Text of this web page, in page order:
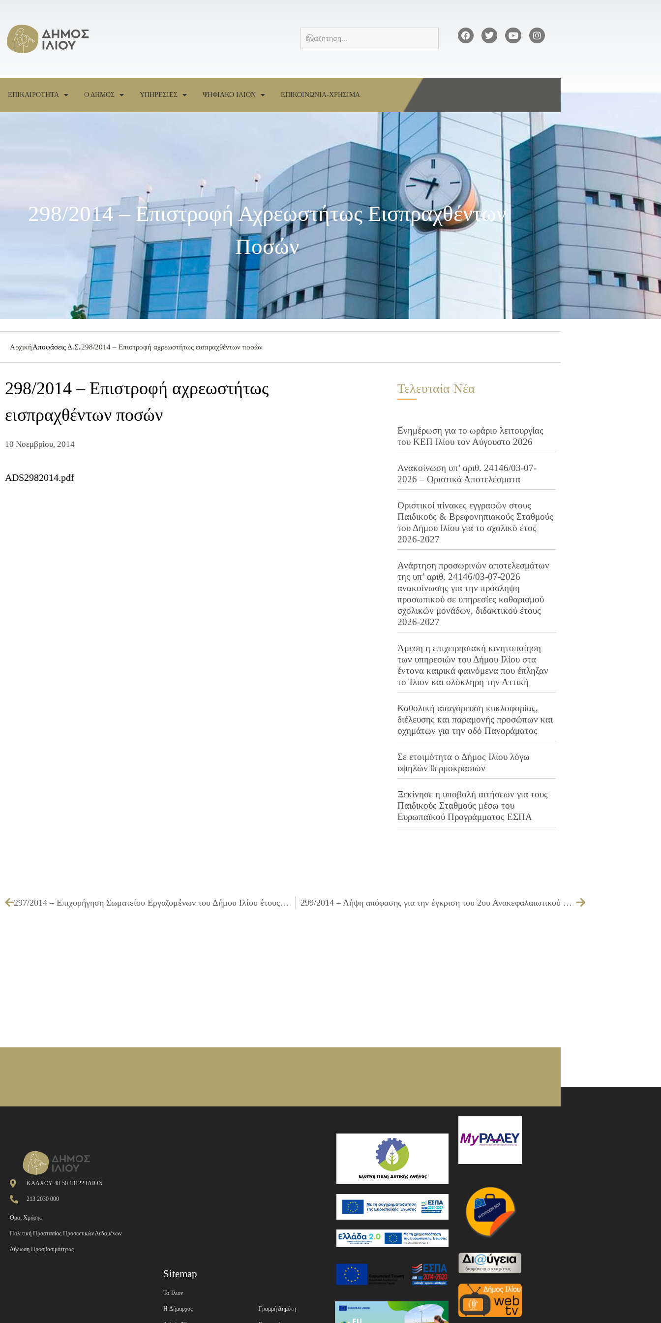
ΕΠΙΚΑΙΡΟΤΗΤΑ Ο ΔΗΜΟΣ ΥΠΗΡΕΣΙΕΣ ΨΗΦΙΑΚΟ ΙΛΙΟΝ ΕΠΙΚΟΙΝΩΝΙΑ-ΧΡΗΣΙΜΑ
298/2014 – Επιστροφή Αχρεωστήτως Εισπραχθέντων
Ποσών
ΑρχικήΑποφάσεις Δ.Σ.298/2014 – Επιστροφή αχρεωστήτως εισπραχθέντων ποσών
298/2014 – Επιστροφή αχρεωστήτως
εισπραχθέντων ποσών
10 Νοεμβρίου, 2014
ADS2982014.pdf
Τελευταία Νέα
Ενημέρωση για το ωράριο λειτουργίας
του ΚΕΠ Ιλίου τον Αύγουστο 2026
Ανακοίνωση υπ’ αριθ. 24146/03-07-
2026 – Οριστικά Αποτελέσματα
Οριστικοί πίνακες εγγραφών στους
Παιδικούς & Βρεφονηπιακούς Σταθμούς
του Δήμου Ιλίου για το σχολικό έτος
2026-2027
Ανάρτηση προσωρινών αποτελεσμάτων
της υπ’ αριθ. 24146/03-07-2026
ανακοίνωσης για την πρόσληψη
προσωπικού σε υπηρεσίες καθαρισμού
σχολικών μονάδων, διδακτικού έτους
2026-2027
Άμεση η επιχειρησιακή κινητοποίηση
των υπηρεσιών του Δήμου Ιλίου στα
έντονα καιρικά φαινόμενα που έπληξαν
το Ίλιον και ολόκληρη την Αττική
Καθολική απαγόρευση κυκλοφορίας,
διέλευσης και παραμονής προσώπων και
οχημάτων για την οδό Πανοράματος
Σε ετοιμότητα ο Δήμος Ιλίου λόγω
υψηλών θερμοκρασιών
Ξεκίνησε η υποβολή αιτήσεων για τους
Παιδικούς Σταθμούς μέσω του
Ευρωπαϊκού Προγράμματος ΕΣΠΑ
297/2014 – Επιχορήγηση Σωματείου Εργαζομένων του Δήμου Ιλίου έτους 2014 299/2014 – Λήψη απόφασης για την έγκριση του 2ου Ανακεφαλαιωτικού Πίνακα του έργου ΠΑΡΕΜΒΑΣΕΙΣ ΒΕΛΤΙΩΣΗΣ ΣΧΟΛΙΚΩΝ ΚΤΙΡΙΩΝ ΕΡΓ. Δ1/2013
ΚΑΛΧΟΥ 48-50 13122 ΙΛΙΟΝ
213 2030 000
Όροι Χρήσης
Πολιτική Προστασίας Προσωπικών Δεδομένων
Δήλωση Προσβασιμότητας
Sitemap
Το Ίλιον
H Δήμαρχος Γραμμή Δημότη